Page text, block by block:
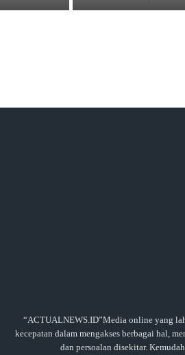
“ACTUALNEWS.ID”Media online yang
kecepatan dalam mengakses berbagai hal,
dan persoalan disekitar.